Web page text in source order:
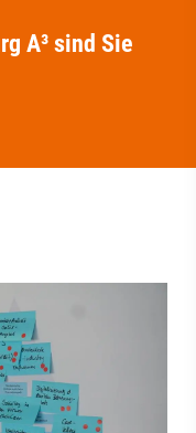
A³ sind Sie